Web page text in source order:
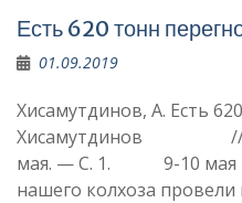
Есть 620 тонн
01.09.2019
Хисамутдинов, А. Есть
Хисамутдинов //За
мая. — С. 1. 9-10 мая
нашего колхоза